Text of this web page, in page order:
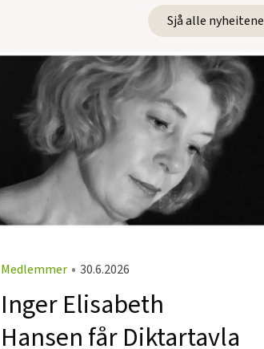
Sjå alle nyheitene
Medlemmer • 30.6.2026
Inger Elisabeth
Hansen får Diktartavla